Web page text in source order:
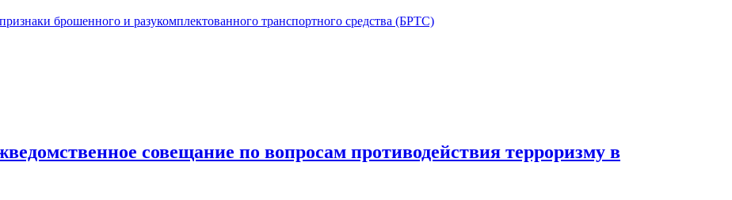
брошенного и разукомплектованного транспортного средства (БРТС)
совещание по вопросам противодействия терроризму в